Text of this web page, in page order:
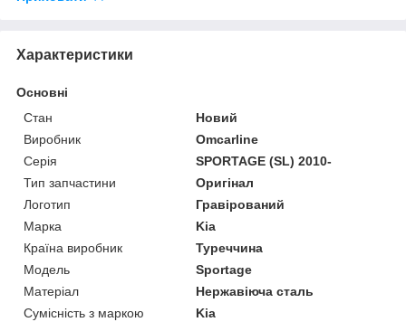
Характеристики
Основні
Стан
Новий
Виробник
Omcarline
Серія
SPORTAGE (SL) 2010-
Тип запчастини
Оригінал
Логотип
Гравірований
Марка
Kia
Країна виробник
Туреччина
Модель
Sportage
Матеріал
Нержавіюча сталь
Сумісність з маркою
Kia